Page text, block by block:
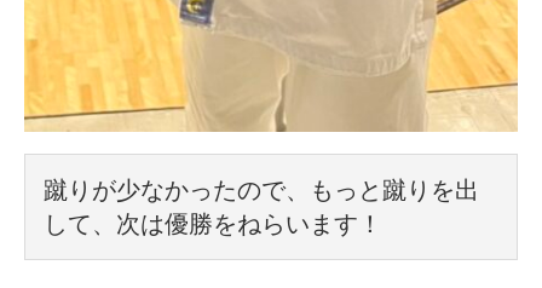
蹴りが少なかったので、もっと蹴りを出
して、次は優勝をねらいます！